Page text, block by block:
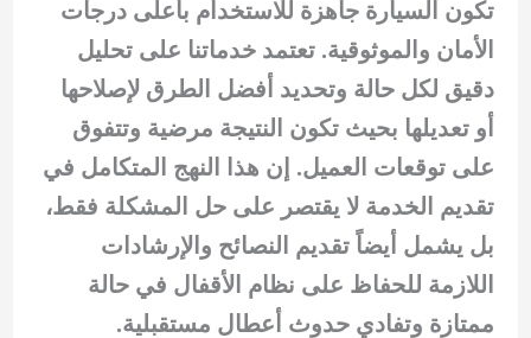
تكون السيارة جاهزة للاستخدام بأعلى درجات
الأمان والموثوقية. تعتمد خدماتنا على تحليل
دقيق لكل حالة وتحديد أفضل الطرق لإصلاحها
أو تعديلها بحيث تكون النتيجة مرضية وتتفوق
على توقعات العميل. إن هذا النهج المتكامل في
تقديم الخدمة لا يقتصر على حل المشكلة فقط،
بل يشمل أيضاً تقديم النصائح والإرشادات
اللازمة للحفاظ على نظام الأقفال في حالة
ممتازة وتفادي حدوث أعطال مستقبلية.